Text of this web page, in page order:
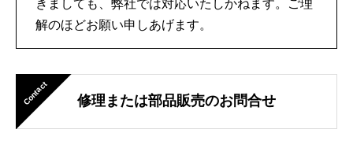
きましても、弊社では対応いたしかねます。ご理
解のほどお願い申しあげます。
Contact 修理または部品販売のお問合せ